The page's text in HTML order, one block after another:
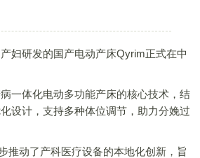
研发的国产电动产床Qyrim正式在中
体化电动多功能产床的核心技术，结
设计，支持多种体位调节，助力分娩过
动了产科医疗设备的本地化创新，旨